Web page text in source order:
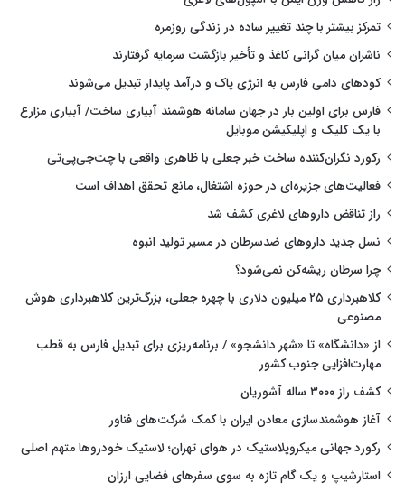
تمرکز بیشتر با چند تغییر ساده در زندگی روزمره
ناشران میان گرانی کاغذ و تأخیر بازگشت سرمایه گرفتارند
کودهای دامی فارس به انرژی پاک و درآمد پایدار تبدیل می‌شوند
فارس برای اولین بار در جهان سامانه هوشمند آبیاری ساخت/ آبیاری مزارع
با یک کلیک و اپلیکیشن موبایل
رکورد نگران‌کننده ساخت خبر جعلی با ظاهری واقعی با چت‌جی‌پی‌تی
فعالیت‌های جزیره‌ای در حوزه اشتغال، مانع تحقق اهداف است
راز تناقض داروهای لاغری کشف شد
نسل جدید داروهای ضدسرطان در مسیر تولید انبوه
چرا سرطان ریشه‌کن نمی‌شود؟
کلاهبرداری ۲۵ میلیون دلاری با چهره جعلی، بزرگ‌ترین کلاهبرداری هوش
مصنوعی
از «دانشگاه» تا «شهر دانشجو» / برنامه‌ریزی برای تبدیل فارس به قطب
مهارت‌افزایی جنوب کشور
کشف راز ۳۰۰۰ ساله آشوریان
آغاز هوشمندسازی معادن ایران با کمک شرکت‌های فناور
رکورد جهانی میکروپلاستیک در هوای تهران؛ لاستیک خودروها متهم اصلی
استارشیپ و یک گام تازه به سوی سفرهای فضایی ارزان